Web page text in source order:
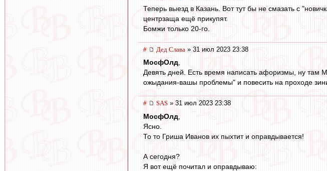
Теперь выезд в Казань. Вот тут бы не смазать с
центрзаща ещё прикупят.
Бомжи только 20-го.
# Дед Слава » 31 июл 2023 23:38
МосфОлд,
Девять дней. Есть время написать афоризмы, ну
ожыдания-вашы проблемы" и повесить на проходе
# SAS » 31 июл 2023 23:38
МосфОлд
Ясно.
То то Гриша Иванов их пыхтит и оправдывается!
А сегодня?
Я вот ещё почитал и оправдываю: